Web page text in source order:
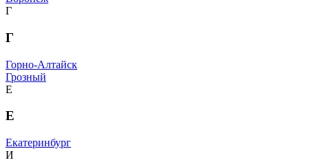
Г
Г
Горно-Алтайск
Грозный
Е
Е
Екатеринбург
И